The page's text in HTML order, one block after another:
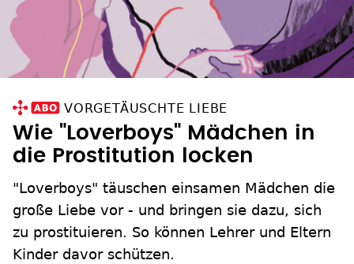
VORGETÄUSCHTE LIEBE
Wie "Loverboys" Mädchen in
die Prostitution locken
"Loverboys" täuschen einsamen Mädchen die
große Liebe vor - und bringen sie dazu, sich
zu prostituieren. So können Lehrer und Eltern
Kinder davor schützen.